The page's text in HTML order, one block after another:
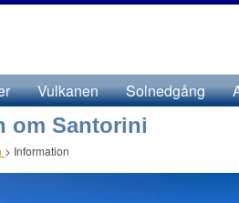
Vulkanen Solnedgång
om Santorini
> Information